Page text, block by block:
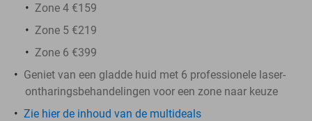
Zone 4 €159
Zone 5 €219
Zone 6 €399
Geniet van een gladde huid met 6 professionele laser-
ontharingsbehandelingen voor een zone naar keuze
Zie hier de inhoud van de multideals